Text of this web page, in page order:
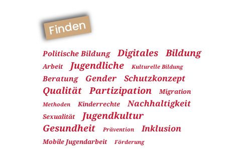
Finden
Politische Bildung Digitales Bildung
Arbeit Jugendliche Kulturelle Bildung
Beratung Gender Schutzkonzept
Qualität Partizipation Migration
Methoden Kinderrechte Nachhaltigkeit
Sexualität
Jugendkultur
Gesundheit
Prävention Inklusion
Mobile Jugendarbeit Förderung